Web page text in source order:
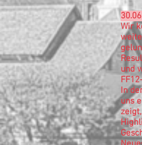
Wir
und
In
uns